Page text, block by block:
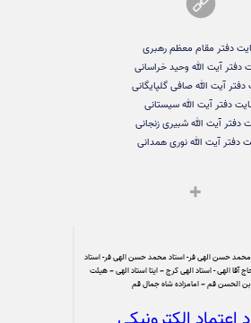
دفتر مقام معظم رهبری
دفتر آیت الله وحید خراسانی
آیت الله صافی گلپایگانی
دفتر آیت الله سیستانی
دفتر آیت الله شبیری زنجانی
دفتر آیت الله نوری همدانی
محمد حسن الهی فر- استاد محمد حسن الهی فر- استاد
آقا الهی - استاد الهی کرج – ایتا استاد الهی – هیئت
الحسن قم – امامزاده شاه جمال قم